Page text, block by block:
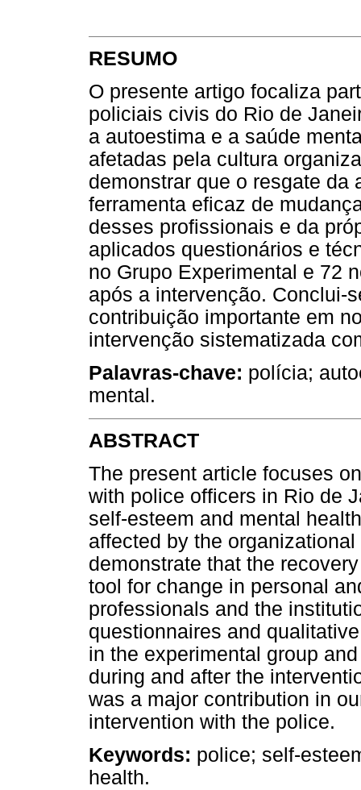
RESUMO
O presente artigo focaliza
policiais civis do Rio de
a autoestima e a saúde
afetadas pela cultura
demonstrar que o resgate da
ferramenta eficaz de
desses profissionais e da
aplicados questionários e
no Grupo Experimental e 72
após a intervenção. Conclui-
contribuição importante em
intervenção sistematizada
Palavras-chave: polícia;
mental.
ABSTRACT
The present article focuses
with police officers in Rio de
self-esteem and mental
affected by the
demonstrate that the
tool for change in personal
professionals and the
questionnaires and
in the experimental group
during and after the
was a major contribution in
intervention with the police.
Keywords: police; self-
health.